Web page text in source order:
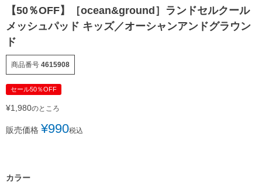
【50％OFF】［ocean&ground］ランドセルクール
メッシュパッド キッズ／オーシャンアンドグラウン
ド
商品番号 4615908
セール50％OFF
¥1,980のところ
販売価格 ¥990税込
カラー